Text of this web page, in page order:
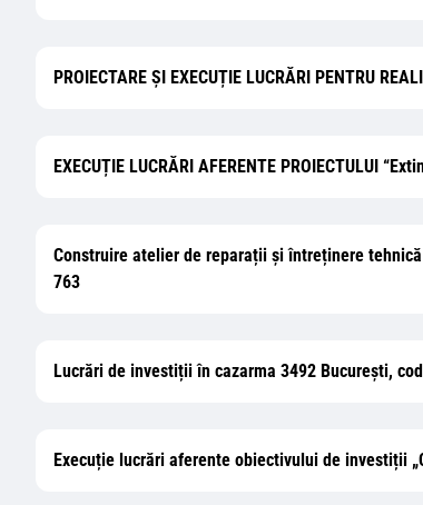
PROIECTARE ȘI EXECUȚIE LUCRĂRI PENTRU
EXECUȚIE LUCRĂRI AFERENTE PROIECTULUI
Construire atelier de reparații și întreținere
763
Lucrări de investiții în cazarma 3492 București,
Execuție lucrări aferente obiectivului de investiții